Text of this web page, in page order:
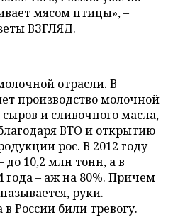
мясом птицы», –
ВЗГЛЯД.
отрасли. В
производство молочной
и сливочного масла,
ВТО и открытию
рос. В 2012 году
до 10,2 млн тонн, а в
года – аж на 80%. Причем
руки.
России били тревогу.